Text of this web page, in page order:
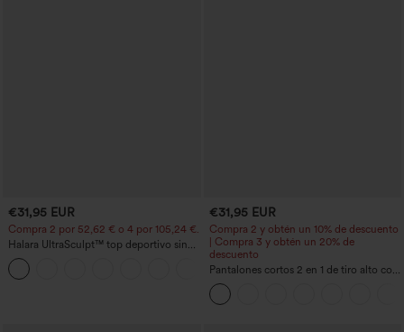
€31,95 EUR
Compra 2 por 52,62 € o 4 por 105,24 €.
Halara UltraSculpt™ top deportivo sin
mangas con escote redondo y bajo
curvo
+11
€31,95 EUR
Compra 2 y obtén un 10% de descuento
| Compra 3 y obtén un 20% de
descuento
Pantalones cortos 2 en 1 de tiro alto con
bolsillo interior y trasero